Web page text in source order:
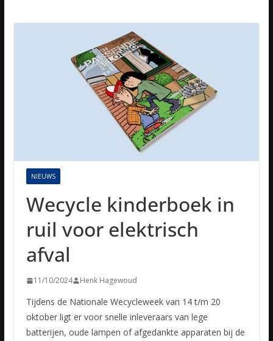
NIEUWS
Wecycle kinderboek in
ruil voor elektrisch
afval
11/10/2024 Henk Hagewoud
Tijdens de Nationale Wecycleweek van 14 t/m 20
oktober ligt er voor snelle inleveraars van lege
batterijen, oude lampen of afgedankte apparaten bij de